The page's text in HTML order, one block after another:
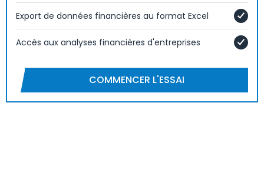
Export de données financières au format Excel
Accès aux analyses financières d'entreprises
COMMENCER L'ESSAI